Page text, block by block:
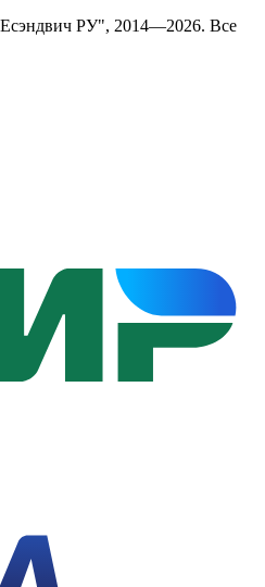
РУ", 2014—2026. Все